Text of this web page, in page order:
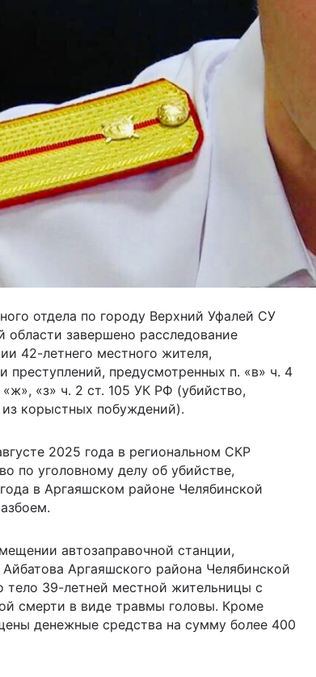
отдела по городу Верхний Уфалей СУ
области завершено расследование
42-летнего местного жителя,
преступлений, предусмотренных п. «в» ч. 4
«з» ч. 2 ст. 105 УК РФ (убийство,
корыстных побуждений).
2025 года в региональном СКР
по уголовному делу об убийстве,
в Аргаяшском районе Челябинской
автозаправочной станции,
Аргаяшского района Челябинской
тело 39-летней местной жительницы с
смерти в виде травмы головы. Кроме
денежные средства на сумму более 400